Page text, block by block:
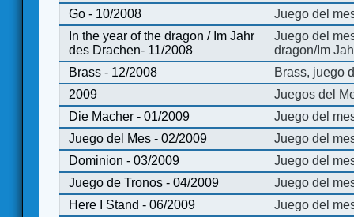
Go - 10/2008
Juego del
In the year of the dragon / Im Jahr
des Drachen- 11/2008
Juego del
dragon/Im
Brass - 12/2008
Brass, juego
2009
Juegos del
Die Macher - 01/2009
Juego del
Juego del Mes - 02/2009
Juego del
Dominion - 03/2009
Juego del
Juego de Tronos - 04/2009
Juego del
Here I Stand - 06/2009
Juego del